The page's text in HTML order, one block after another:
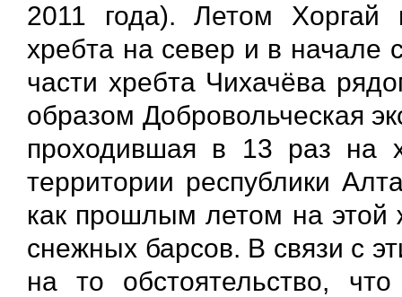
2011 года). Летом Хоргай
хребта на север и в начале
части хребта Чихачёва
образом Добровольческая
проходившая в 13 раз на
территории республики
как прошлым летом на этой
снежных барсов. В связи с
на то обстоятельство,